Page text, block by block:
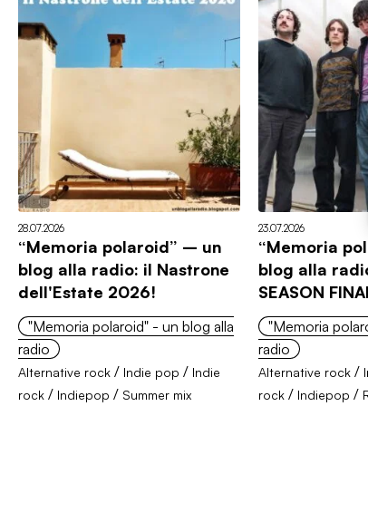
28.07.2026
“Memoria polaroid” – un
blog alla radio: il Nastrone
dell'Estate 2026!
"Memoria polaroid" - un blog alla
radio
Alternative rock / Indie pop / Indie
rock / Indiepop / Summer mix
23.07.2026
“Memoria
blog alla
SEASON
"Memoria
radio
Alternative rock/
rock/ Indiepop /